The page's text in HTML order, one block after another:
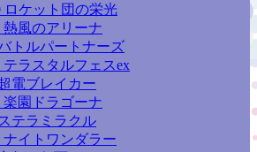
ロケット団の栄光
熱風のアリーナ
トルパートナーズ
テラスタルフェスex
電ブレイカー
楽園ドラゴーナ
テラミラクル
ナイトワンダラー